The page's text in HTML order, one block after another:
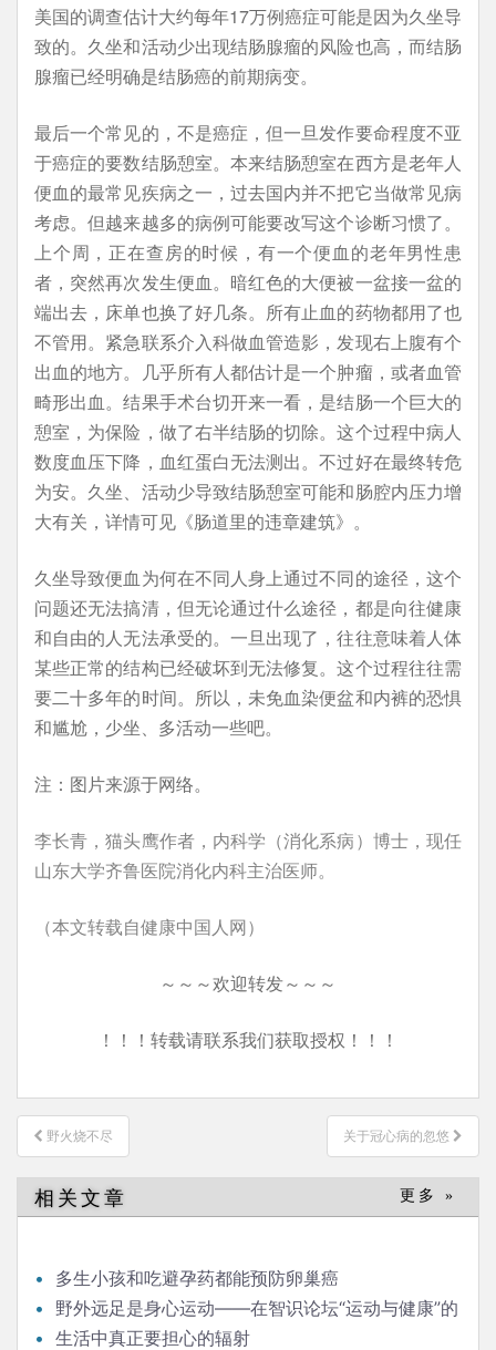
美国的调查估计大约每年17万例癌症可能是因为久坐导
致的。久坐和活动少出现结肠腺瘤的风险也高，而结肠
腺瘤已经明确是结肠癌的前期病变。
最后一个常见的，不是癌症，但一旦发作要命程度不亚
于癌症的要数结肠憩室。本来结肠憩室在西方是老年人
便血的最常见疾病之一，过去国内并不把它当做常见病
考虑。但越来越多的病例可能要改写这个诊断习惯了。
上个周，正在查房的时候，有一个便血的老年男性患
者，突然再次发生便血。暗红色的大便被一盆接一盆的
端出去，床单也换了好几条。所有止血的药物都用了也
不管用。紧急联系介入科做血管造影，发现右上腹有个
出血的地方。几乎所有人都估计是一个肿瘤，或者血管
畸形出血。结果手术台切开来一看，是结肠一个巨大的
憩室，为保险，做了右半结肠的切除。这个过程中病人
数度血压下降，血红蛋白无法测出。不过好在最终转危
为安。久坐、活动少导致结肠憩室可能和肠腔内压力增
大有关，详情可见《肠道里的违章建筑》。
久坐导致便血为何在不同人身上通过不同的途径，这个
问题还无法搞清，但无论通过什么途径，都是向往健康
和自由的人无法承受的。一旦出现了，往往意味着人体
某些正常的结构已经破坏到无法修复。这个过程往往需
要二十多年的时间。所以，未免血染便盆和内裤的恐惧
和尴尬，少坐、多活动一些吧。
注：图片来源于网络。
李长青，猫头鹰作者，内科学（消化系病）博士，现任
山东大学齐鲁医院消化内科主治医师。
（本文转载自健康中国人网）
～～～欢迎转发～～～
！！！转载请联系我们获取授权！！！
文
章
导
航
野火烧不尽 关于冠心病的忽悠
相关文章 更多 »
多生小孩和吃避孕药都能预防卵巢癌
野外远足是身心运动——在智识论坛“运动与健康”的
发言生活中真正要担心的辐射